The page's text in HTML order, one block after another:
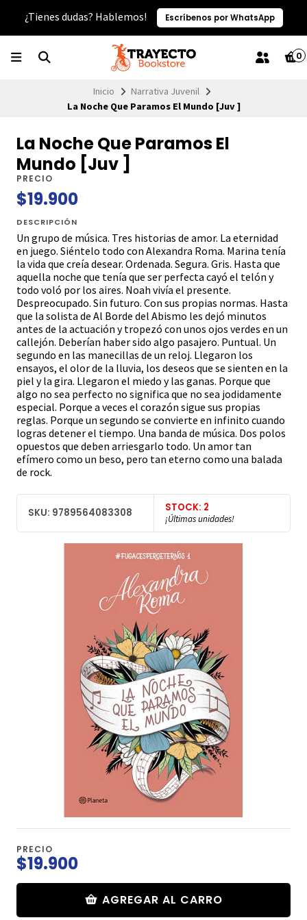
¿Tienes dudas? Hablemos! Escríbenos por WhatsApp
0
Inicio
Narrativa Juvenil
La Noche Que Paramos El Mundo [Juv ]
La Noche Que Paramos El
Mundo [Juv ]
PRECIO
$19.900
DESCRIPCIÓN
Un grupo de música. Tres historias de amor. La eternidad
en juego. Siéntelo todo con Alexandra Roma. Marina tenía
la vida que creía desear. Ordenada. Segura. Gris. Hasta que
aquella noche que tenía que ser perfecta cayó el telón y
todo voló por los aires. Noah vivía el presente.
Despreocupado. Sin futuro. Con sus propias normas. Hasta
que la solista de Al Borde del Abismo les dejó minutos
antes de la actuación y tropezó con unos ojos verdes en un
callejón. Deberían haber sido algo pasajero. Puntual. Un
segundo en las manecillas de un reloj. Llegaron los
ensayos, el olor de la lluvia, los deseos que se sienten en la
piel y la gira. Llegaron el miedo y las ganas. Porque que
algo no sea perfecto no significa que no sea jodidamente
especial. Porque a veces el corazón sigue sus propias
reglas. Porque un segundo se convierte en infinito cuando
logras detener el tiempo. Una banda de música. Dos polos
opuestos que deben arriesgarlo todo. Un amor tan
efímero como un beso, pero tan eterno como una balada
de rock.
SKU: 9789564083308 STOCK: 2
¡Últimas unidades!
PRECIO
$19.900
AGREGAR AL CARRO